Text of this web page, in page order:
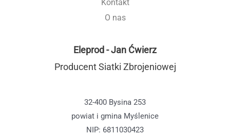
Kontakt
O nas
Eleprod - Jan Ćwierz
Producent Siatki Zbrojeniowej
32-400 Bysina 253
powiat i gmina Myślenice
NIP: 6811030423